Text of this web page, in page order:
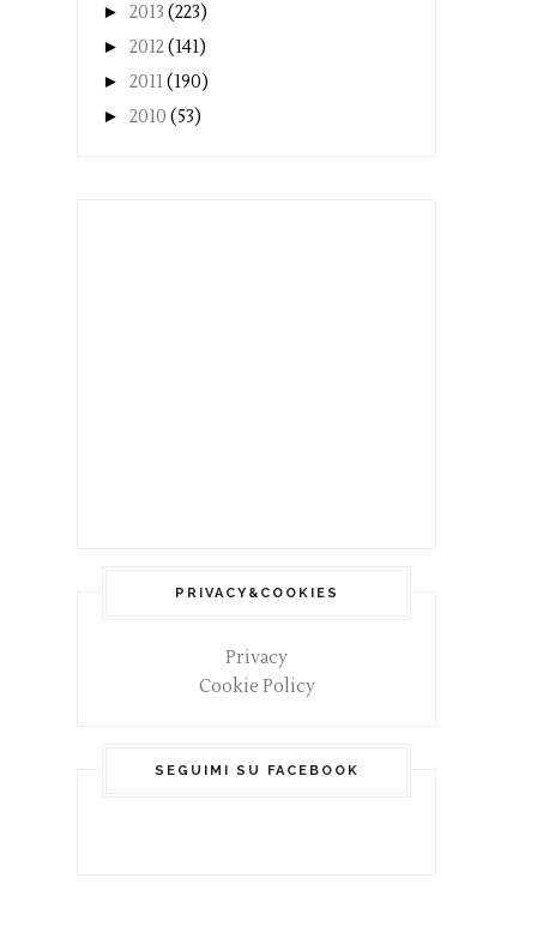
► 2013 (223)
► 2012(141)
► 2011(190)
► 2010 (53)
PRIVACY&COOKIES
Privacy
Cookie Policy
SEGUIMI SU FACEBOOK